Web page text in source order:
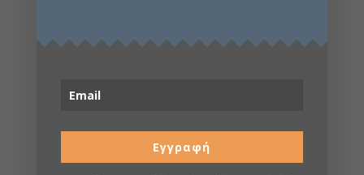
Κωδικός προϊόντος:TWK4502
Κατηγορίες:
Εγγραφή